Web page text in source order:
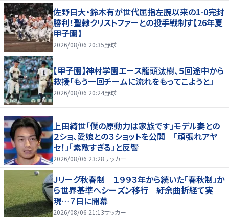
佐野日大・鈴木有が世代屈指左腕以来の1-0完封
勝利！聖隷クリストファーとの投手戦制す【26年夏
甲子園】
2026/08/06 20:35野球
【甲子園】神村学園エース龍頭汰樹、５回途中から
救援「もう一回チームに流れをもってこようと」
2026/08/06 20:24野球
上田綺世「僕の原動力は家族です」モデル妻との
２ショ、愛娘との３ショットを公開 「頑張れアヤ
セ！」「素敵すぎる」と反響
2026/08/06 23:28サッカー
Ｊリーグ秋春制 １９９３年から続いた「春秋制」か
ら世界基準へシーズン移行 紆余曲折経て実
現…７日に開幕
2026/08/06 21:13サッカー